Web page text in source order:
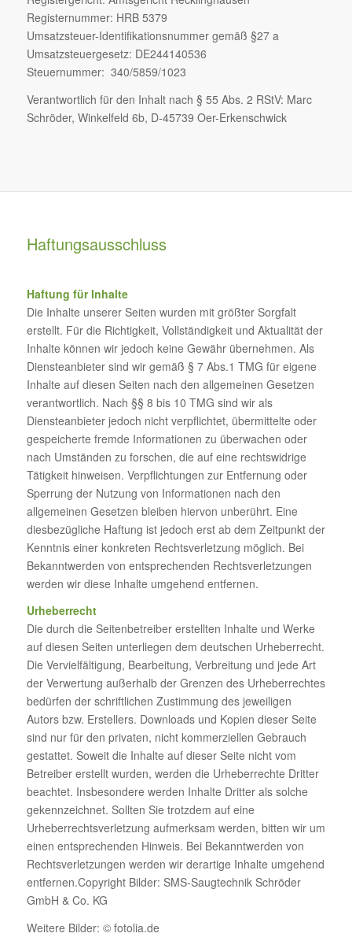
Registernummer: HRB 5379
Umsatzsteuer-Identifikationsnummer gemäß §27 a
Umsatzsteuergesetz: DE244140536
Steuernummer: 340/5859/1023
Verantwortlich für den Inhalt nach § 55 Abs. 2 RStV: Marc
Schröder, Winkelfeld 6b, D-45739 Oer-Erkenschwick
Haftungsausschluss
Haftung für Inhalte
Die Inhalte unserer Seiten wurden mit größter Sorgfalt
erstellt. Für die Richtigkeit, Vollständigkeit und Aktualität der
Inhalte können wir jedoch keine Gewähr übernehmen. Als
Diensteanbieter sind wir gemäß § 7 Abs.1 TMG für eigene
Inhalte auf diesen Seiten nach den allgemeinen Gesetzen
verantwortlich. Nach §§ 8 bis 10 TMG sind wir als
Diensteanbieter jedoch nicht verpflichtet, übermittelte oder
gespeicherte fremde Informationen zu überwachen oder
nach Umständen zu forschen, die auf eine rechtswidrige
Tätigkeit hinweisen. Verpflichtungen zur Entfernung oder
Sperrung der Nutzung von Informationen nach den
allgemeinen Gesetzen bleiben hiervon unberührt. Eine
diesbezügliche Haftung ist jedoch erst ab dem Zeitpunkt der
Kenntnis einer konkreten Rechtsverletzung möglich. Bei
Bekanntwerden von entsprechenden Rechtsverletzungen
werden wir diese Inhalte umgehend entfernen.
Urheberrecht
Die durch die Seitenbetreiber erstellten Inhalte und Werke
auf diesen Seiten unterliegen dem deutschen Urheberrecht.
Die Vervielfältigung, Bearbeitung, Verbreitung und jede Art
der Verwertung außerhalb der Grenzen des Urheberrechtes
bedürfen der schriftlichen Zustimmung des jeweiligen
Autors bzw. Erstellers. Downloads und Kopien dieser Seite
sind nur für den privaten, nicht kommerziellen Gebrauch
gestattet. Soweit die Inhalte auf dieser Seite nicht vom
Betreiber erstellt wurden, werden die Urheberrechte Dritter
beachtet. Insbesondere werden Inhalte Dritter als solche
gekennzeichnet. Sollten Sie trotzdem auf eine
Urheberrechtsverletzung aufmerksam werden, bitten wir um
einen entsprechenden Hinweis. Bei Bekanntwerden von
Rechtsverletzungen werden wir derartige Inhalte umgehend
entfernen.Copyright Bilder: SMS-Saugtechnik Schröder
GmbH & Co. KG
Weitere Bilder: © fotolia.de